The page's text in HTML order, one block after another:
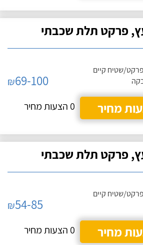
פרקט תלת שכבתי
שטיח קיים
₪69-100
מחיר
0 הצעות מחיר
פרקט תלת שכבתי
שטיח קיים
₪54-85
מחיר
0 הצעות מחיר